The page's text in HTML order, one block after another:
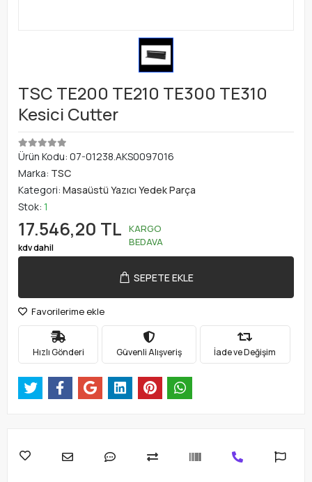
TSC TE200 TE210 TE300 TE310
Kesici Cutter
Ürün Kodu: 07-01238.AKS0097016
Marka: TSC
Kategori: Masaüstü Yazıcı Yedek Parça
Stok: 1
17.546,20 TL
kdv dahil
KARGO
BEDAVA
SEPETE EKLE
Favorilerime ekle
Hızlı Gönderi Güvenli Alışveriş İade ve Değişim